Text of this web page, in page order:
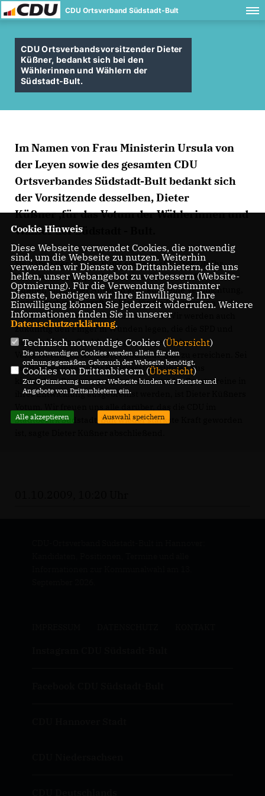
CDU Ortsverband Südstadt-Bult
CDU Ortsverbandsvorsitzender Dieter
Küßner, bedankt sich bei den
Wählerinnen und Wählern der
Südstadt-Bult.
Im Namen von Frau Ministerin Ursula von
der Leyen sowie des gesamten CDU
Ortsverbandes Südstadt-Bult bedankt sich
der Vorsitzende desselben, Dieter
Küßner ,für das Votum der Wählerinnen und
Wähler der Südstadt - Bult.
Sie haben der CDU im Bund sowie der CDU vor Ort Ihr
Vertrauen ausgesprochen. Das ist für uns , so Dieter
Küßner, ein großer Ansporn aber auch eine Verpflichtung,
uns weiterhin mit großem Elan für die Bürgerinnen und
Bürger der Südstadt-Bult einzusetzen. Wir werden auch
zukünftig den Finger in Wunden legen, die die SPD und
Grünen hier im Stadtbezirk geschlagen haben, um
Verbesserungen für unsere Südstadt-Bult zu erreichen. Sei
es , das Behinderte für Bezirksratssitzungen aus
kirchlichen Räumen gedrängt werden oder Sportvereine in
ihrer Entwicklung ausgebremst werden, ist Dieter Küßners
Stadtbezirk Südstadt-Bult wieder stärkste Kraft geworden
Cookie Hinweis
Diese Webseite verwendet Cookies, die notwendig
sind, um die Webseite zu nutzen. Weiterhin
verwenden wir Dienste von Drittanbietern, die uns
helfen, unser Webangebot zu verbessern (Website-
Optmierung). Für die Verwendung bestimmter
Dienste, benötigen wir Ihre Einwilligung. Ihre
Einwilligung können Sie jederzeit widerrufen. Weitere
Informationen finden Sie in unserer
Datenschutzerklärung.
Technisch notwendige Cookies (Übersicht)
Die notwendigen Cookies werden allein für den
ordnungsgemäßen Gebrauch der Webseite benötigt.
Cookies von Drittanbietern (Übersicht)
Zur Optimierung unserer Webseite binden wir Dienste und
Angebote von Drittanbietern ein.
Alle akzeptieren Auswahl speichern